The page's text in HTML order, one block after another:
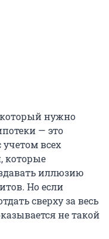
нужно
— это
учетом всех
которые
иллюзию
Но если
сверху за весь
не такой